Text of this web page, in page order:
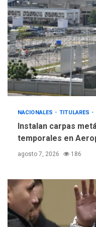
4
NACIONALES TITULARES
Instalan carpas
temporales en
agosto 7, 2026 186